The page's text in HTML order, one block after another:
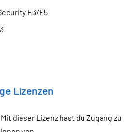
E3/E5
Lizenzen
Mit dieser Lizenz hast du Zugang zu